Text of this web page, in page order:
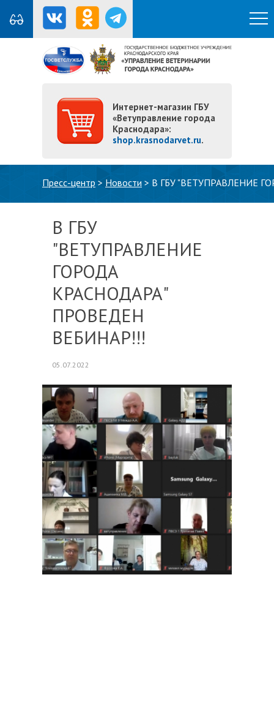
Интернет-магазин ГБУ
«Ветуправление города
Краснодара»:
shop.krasnodarvet.ru.
Пресс-центр > Новости > В ГБУ "ВЕТУПРАВЛЕНИЕ
В ГБУ
"ВЕТУПРАВЛЕНИЕ
ГОРОДА
КРАСНОДАРА"
ПРОВЕДЕН
ВЕБИНАР!!!
05.07.2022